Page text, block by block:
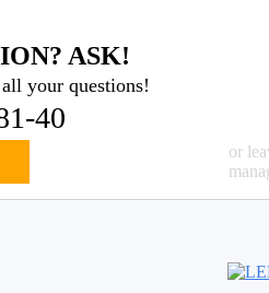
ASK!
your questions!
40
or